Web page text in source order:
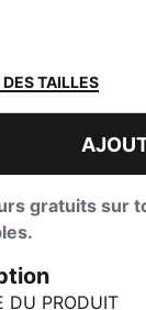
TAILLES
à la liste de
gratuits sur
DU PRODUIT